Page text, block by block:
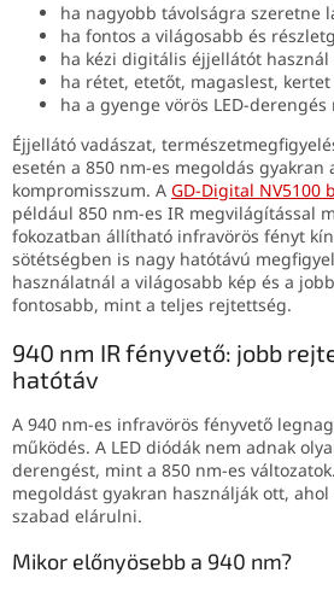
ha nagyobb távolságra szeretne
ha fontos a világosabb és
ha kézi digitális éjjellátót használ
ha rétet, etetőt, magaslest,
ha a gyenge vörös LED-
Éjjellátó vadászat,
esetén a 850 nm-es megoldás gyakran
kompromisszum. A GD-Digital NV5100
például 850 nm-es IR megvilágítással
fokozatban állítható infravörös fényt
sötétségben is nagy hatótávú
használatnál a világosabb kép és a
fontosabb, mint a teljes rejtettség.
940 nm IR fényvető: jobb
hatótáv
A 940 nm-es infravörös fényvető
működés. A LED diódák nem adnak
derengést, mint a 850 nm-es
megoldást gyakran használják ott,
szabad elárulni.
Mikor előnyösebb a 940 nm?